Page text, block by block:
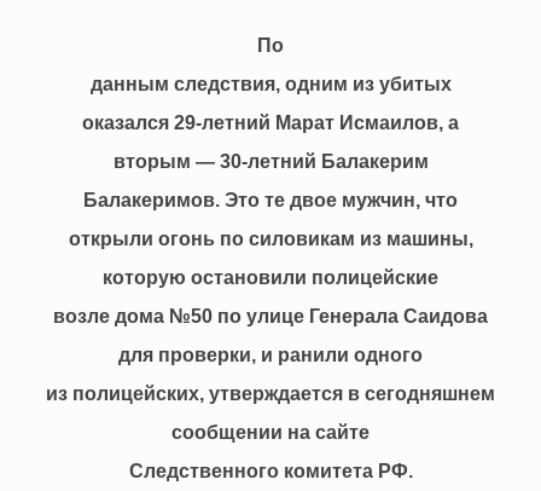
По
данным следствия, одним из убитых
оказался 29-летний Марат Исмаилов, а
вторым — 30-летний Балакерим
Балакеримов. Это те двое мужчин, что
открыли огонь по силовикам из машины,
которую остановили полицейские
возле дома №50 по улице Генерала Саидова
для проверки, и ранили одного
из полицейских, утверждается в сегодняшнем
сообщении на сайте
Следственного комитета РФ.